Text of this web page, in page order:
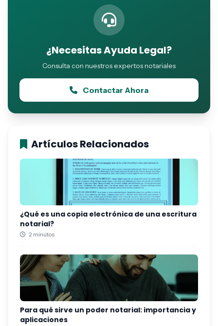
¿Necesitas Ayuda Legal?
Consulta con nuestros expertos notariales
Contactar Ahora
Artículos Relacionados
¿Qué es una copia electrónica de una escritura
notarial?
2 minutos
Para qué sirve un poder notarial: importancia y
aplicaciones